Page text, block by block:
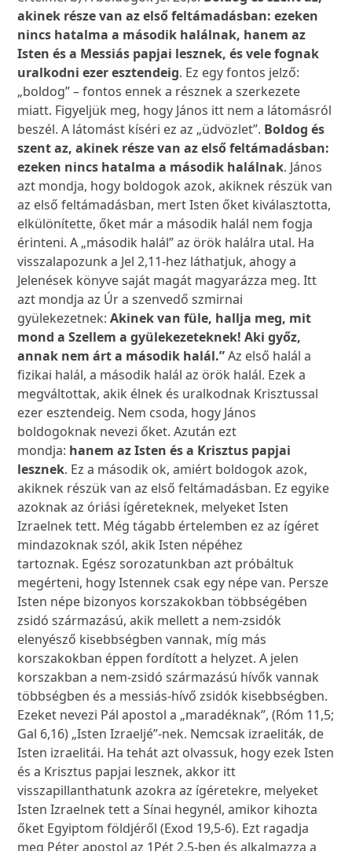
akinek része van az első feltámadásban: ezeken
nincs hatalma a második halálnak, hanem az
Isten és a Messiás papjai lesznek, és vele fognak
uralkodni ezer esztendeig. Ez egy fontos jelző:
„boldog” – fontos ennek a résznek a szerkezete
miatt. Figyeljük meg, hogy János itt nem a látomásról
beszél. A látomást kíséri ez az „üdvözlet”. Boldog és
szent az, akinek része van az első feltámadásban:
ezeken nincs hatalma a második halálnak. János
azt mondja, hogy boldogok azok, akiknek részük van
az első feltámadásban, mert Isten őket kiválasztotta,
elkülönítette, őket már a második halál nem fogja
érinteni. A „második halál” az örök halálra utal. Ha
visszalapozunk a Jel 2,11-hez láthatjuk, ahogy a
Jelenések könyve saját magát magyarázza meg. Itt
azt mondja az Úr a szenvedő szmirnai
gyülekezetnek:Akinek van füle, hallja meg, mit
mond a Szellem a gyülekezeteknek! Aki győz,
annak nem árt a második halál.”Az első halál a
fizikai halál, a második halál az örök halál. Ezek a
megváltottak, akik élnek és uralkodnak Krisztussal
ezer esztendeig. Nem csoda, hogy János
boldogoknak nevezi őket. Azután ezt
mondja: hanem az Isten és a Krisztus papjai
lesznek. Ez a második ok, amiért boldogok azok,
akiknek részük van az első feltámadásban. Ez egyike
azoknak az óriási ígéreteknek, melyeket Isten
Izraelnek tett. Még tágabb értelemben ez az ígéret
mindazoknak szól, akik Isten népéhez
tartoznak. Egész sorozatunkban azt próbáltuk
megérteni, hogy Istennek csak egy népe van. Persze
Isten népe bizonyos korszakokban többségében
zsidó származású, akik mellett a nem-zsidók
elenyésző kisebbségben vannak, míg más
korszakokban éppen fordított a helyzet. A jelen
korszakban a nem-zsidó származású hívők vannak
többségben és a messiás-hívő zsidók kisebbségben.
Ezeket nevezi Pál apostol a „maradéknak”, (Róm 11,5;
Gal 6,16) „Isten Izraeljé”-nek. Nemcsak izraeliták, de
Isten izraelitái. Ha tehát azt olvassuk, hogy ezek Isten
és a Krisztus papjai lesznek, akkor itt
visszapillanthatunk azokra az ígéretekre, melyeket
Isten Izraelnek tett a Sínai hegynél, amikor kihozta
őket Egyiptom földjéről (Exod 19,5-6). Ezt ragadja
meg Péter apostol az 1Pét 2,5-ben és alkalmazza a